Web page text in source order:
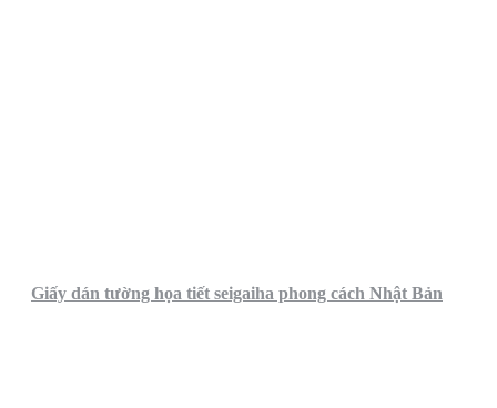
Giấy dán tường họa tiết seigaiha phong cách Nhật Bản